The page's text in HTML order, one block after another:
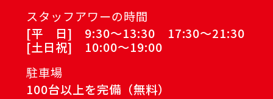
スタッフアワーの時間
[平 日] 9:30～13:30 17:30～21:30
[土日祝] 10:00～19:00
駐車場
100台以上を完備（無料）